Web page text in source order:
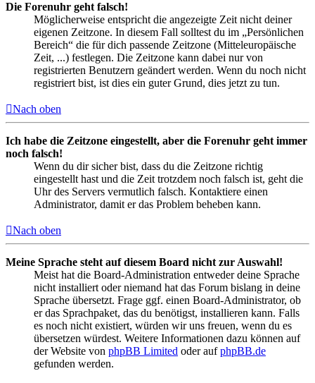
Die Forenuhr geht falsch!
Möglicherweise entspricht die angezeigte Zeit nicht deiner
eigenen Zeitzone. In diesem Fall solltest du im „Persönlichen
Bereich“ die für dich passende Zeitzone (Mitteleuropäische
Zeit, ...) festlegen. Die Zeitzone kann dabei nur von
registrierten Benutzern geändert werden. Wenn du noch nicht
registriert bist, ist dies ein guter Grund, dies jetzt zu tun.
Nach oben
Ich habe die Zeitzone eingestellt, aber die Forenuhr geht immer
noch falsch!
Wenn du dir sicher bist, dass du die Zeitzone richtig
eingestellt hast und die Zeit trotzdem noch falsch ist, geht die
Uhr des Servers vermutlich falsch. Kontaktiere einen
Administrator, damit er das Problem beheben kann.
Nach oben
Meine Sprache steht auf diesem Board nicht zur Auswahl!
Meist hat die Board-Administration entweder deine Sprache
nicht installiert oder niemand hat das Forum bislang in deine
Sprache übersetzt. Frage ggf. einen Board-Administrator, ob
er das Sprachpaket, das du benötigst, installieren kann. Falls
es noch nicht existiert, würden wir uns freuen, wenn du es
übersetzen würdest. Weitere Informationen dazu können auf
der Website von phpBB Limited oder aufphpBB.de
gefunden werden.